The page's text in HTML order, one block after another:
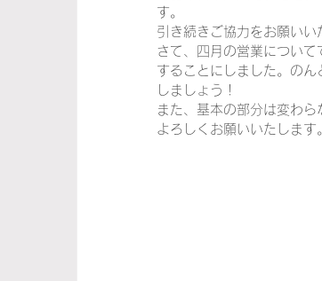
そうだ、レストランへいこう
イタリア映画 その他 メニ
す。
引き続きご協力をお願いい
さて、四月の営業につい
することにしました。の
しましょう！
また、基本の部分は変わ
よろしくお願いいたします。